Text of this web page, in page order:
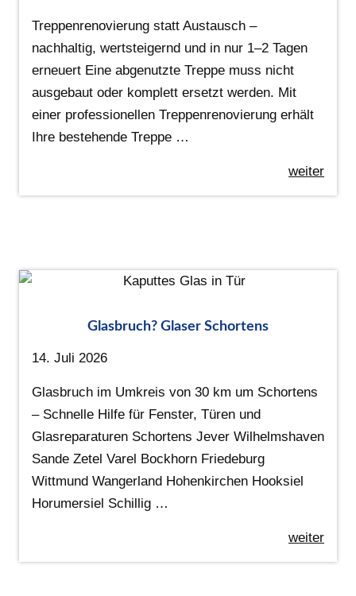
Treppenrenovierung statt Austausch –
nachhaltig, wertsteigernd und in nur 1–2 Tagen
erneuert Eine abgenutzte Treppe muss nicht
ausgebaut oder komplett ersetzt werden. Mit
einer professionellen Treppenrenovierung erhält
Ihre bestehende Treppe …
weiter
Glasbruch? Glaser Schortens
14. Juli 2026
Glasbruch im Umkreis von 30 km um Schortens
– Schnelle Hilfe für Fenster, Türen und
Glasreparaturen Schortens Jever Wilhelmshaven
Sande Zetel Varel Bockhorn Friedeburg
Wittmund Wangerland Hohenkirchen Hooksiel
Horumersiel Schillig …
weiter